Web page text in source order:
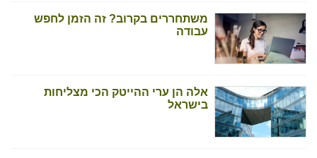
משתחררים בקרוב? זה הזמן לחפש
עבודה
אלה הן ערי ההייטק הכי מצליחות
בישראל